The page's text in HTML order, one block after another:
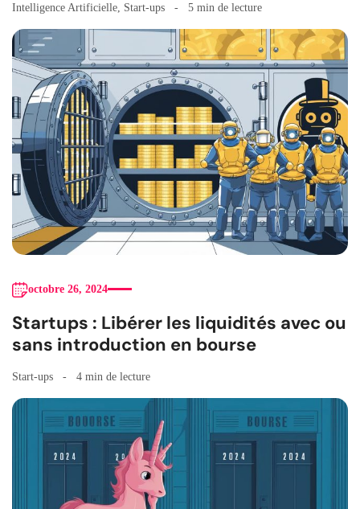
Intelligence Artificielle Start-ups 5 min de lecture
octobre 26, 2024
Startups : Libérer les liquidités avec ou
sans introduction en bourse
Start-ups 4 min de lecture